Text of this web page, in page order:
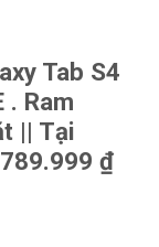
Tab S4
. Ram
|| Tại
₫